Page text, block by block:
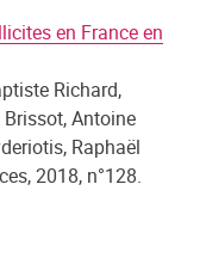
en France en
Richard,
Brissot, Antoine
Raphaël
2018, n°128.